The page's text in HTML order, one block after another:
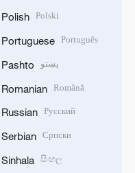
Polish Polski
Portuguese Português
Pashto پښتو
Romanian Română
Russian Русский
Serbian Српски
Sinhala සිංහල